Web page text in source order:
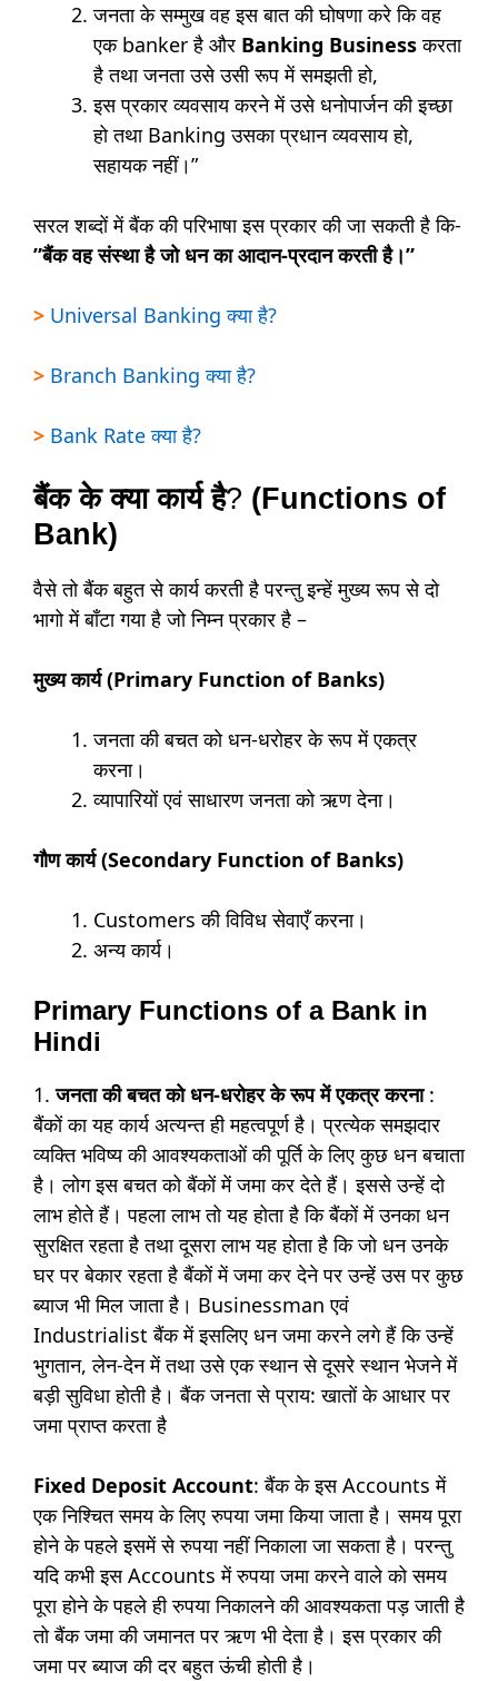
जनता के सम्मुख वह इस बात की घोषणा करे कि वह
एक banker है और Banking Businessकरता
है तथा जनता उसे उसी रूप में समझती हो,
इस प्रकार व्यवसाय करने में उसे धनोपार्जन की इच्छा
हो तथा Banking उसका प्रधान व्यवसाय हो,
सहायक नहीं।”
सरल शब्दों में बैंक की परिभाषा इस प्रकार की जा सकती है कि-
”बैंक वह संस्था है जो धन का आदान-प्रदान करती है।”
> Universal Banking क्या है?
> Branch Banking क्या है?
> Bank Rate क्या है?
बैंक के क्या कार्य है? (Functions of
Bank)
वैसे तो बैंक बहुत से कार्य करती है परन्तु इन्हें मुख्य रूप से दो
भागो में बाँटा गया है जो निम्न प्रकार है –
मुख्य कार्य (Primary Function of Banks)
जनता की बचत को धन-धरोहर के रूप में एकत्र
करना।
व्यापारियों एवं साधारण जनता को ऋण देना।
गौण कार्य (Secondary Function of Banks)
Customers की विविध सेवाएँ करना।
अन्य कार्य।
Primary Functions of a Bank in
Hindi
1.जनता की बचत को धन-धरोहर के रूप में एकत्र करना:
बैंकों का यह कार्य अत्यन्त ही महत्वपूर्ण है। प्रत्येक समझदार
व्यक्ति भविष्य की आवश्यकताओं की पूर्ति के लिए कुछ धन बचाता
है। लोग इस बचत को बैंकों में जमा कर देते हैं। इससे उन्हें दो
लाभ होते हैं। पहला लाभ तो यह होता है कि बैंकों में उनका धन
सुरक्षित रहता है तथा दूसरा लाभ यह होता है कि जो धन उनके
घर पर बेकार रहता है बैंकों में जमा कर देने पर उन्हें उस पर कुछ
ब्याज भी मिल जाता है। Businessman एवं
Industrialist बैंक में इसलिए धन जमा करने लगे हैं कि उन्हें
भुगतान, लेन-देन में तथा उसे एक स्थान से दूसरे स्थान भेजने में
बड़ी सुविधा होती है। बैंक जनता से प्राय: खातों के आधार पर
जमा प्राप्त करता है
Fixed Deposit Account: बैंक के इस Accounts में
एक निश्चित समय के लिए रुपया जमा किया जाता है। समय पूरा
होने के पहले इसमें से रुपया नहीं निकाला जा सकता है। परन्तु
यदि कभी इस Accounts में रुपया जमा करने वाले को समय
पूरा होने के पहले ही रुपया निकालने की आवश्यकता पड़ जाती है
तो बैंक जमा की जमानत पर ऋण भी देता है। इस प्रकार की
जमा पर ब्याज की दर बहुत ऊंची होती है।